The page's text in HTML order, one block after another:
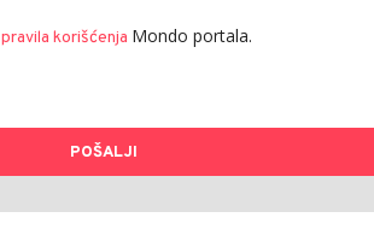
pravila korišćenja Mondo portala.
POŠALJI